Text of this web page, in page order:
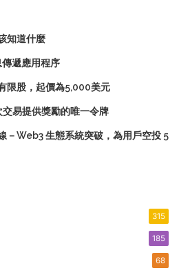
知道什麼
遞應用程序
限股，起價為5,000美元
易提供獎勵的唯一令牌
－Web3 生態系統突破，為用戶空投 5
315
185
68